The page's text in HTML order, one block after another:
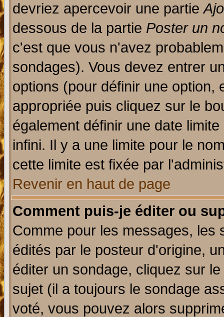
devriez apercevoir une partie
dessous de la partie Poster un
c'est que vous n'avez
sondages). Vous devez entrer
options (pour définir une option,
appropriée puis cliquez sur le
également définir une date
infini. Il y a une limite pour le
cette limite est fixée par
Revenir en haut de page
Comment puis-je éditer ou
Comme pour les messages, les
édités par le posteur d'origine,
éditer un sondage, cliquez sur
sujet (il a toujours le sondage
voté, vous pouvez alors